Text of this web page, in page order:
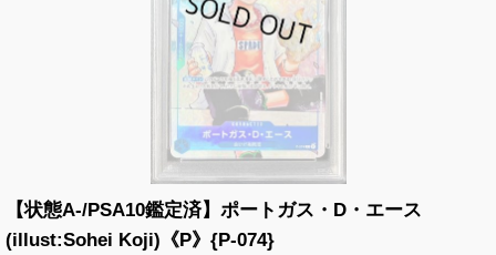
【状態A-/PSA10鑑定済】ポートガス・D・エース
(illust:Sohei Koji)《P》{P-074}